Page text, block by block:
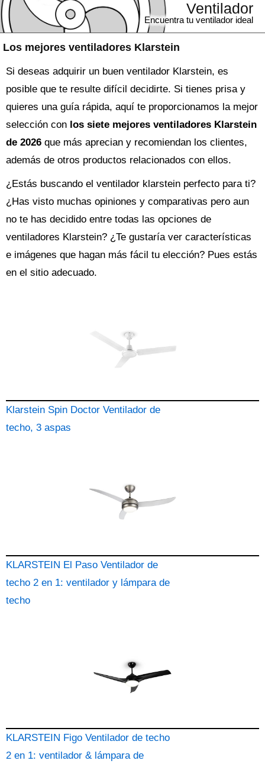
Los mejores ventiladores Klarstein
Ventilador
Encuentra tu ventilador ideal
Si deseas adquirir un buen ventilador Klarstein, es
posible que te resulte difícil decidirte. Si tienes prisa y
quieres una guía rápida, aquí te proporcionamos la mejor
selección con los siete mejores ventiladores Klarstein
de 2026 que más aprecian y recomiendan los clientes,
además de otros productos relacionados con ellos.
¿Estás buscando el ventilador klarstein perfecto para ti?
¿Has visto muchas opiniones y comparativas pero aun
no te has decidido entre todas las opciones de
ventiladores Klarstein? ¿Te gustaría ver características
e imágenes que hagan más fácil tu elección? Pues estás
en el sitio adecuado.
Klarstein Spin Doctor Ventilador de
techo, 3 aspas
KLARSTEIN El Paso Ventilador de
techo 2 en 1: ventilador y lámpara de
techo
KLARSTEIN Figo Ventilador de techo
2 en 1: ventilador & lámpara de